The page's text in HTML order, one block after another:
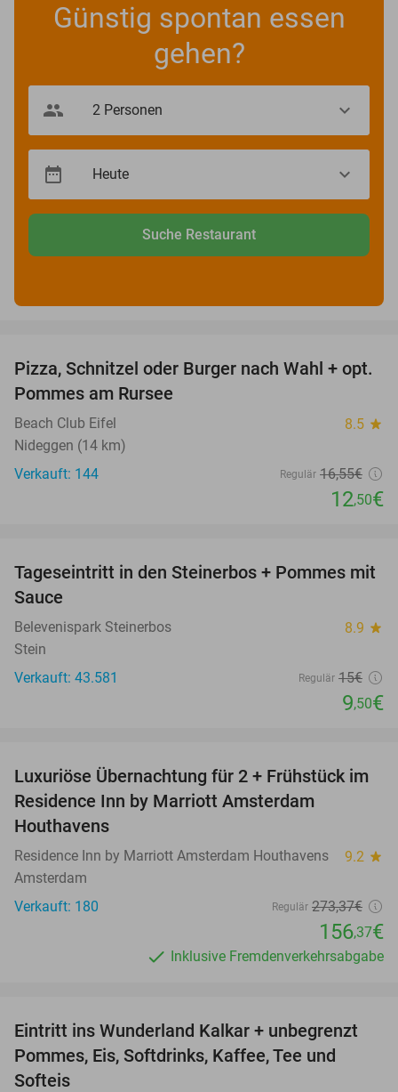
Günstig spontan essen
gehen?
Suche Restaurant
24%
Pizza, Schnitzel oder Burger nach Wahl + opt.
Pommes am Rursee
Beach Club Eifel 8.5 star
Nideggen (14 km)
Verkauft: 144
Regulär 16,55€
12,50€
37%
Tageseintritt in den Steinerbos + Pommes mit
Sauce
Belevenispark Steinerbos 8.9 star
Stein
Verkauft: 43.581
Regulär 15€
9,50€
43%
Luxuriöse Übernachtung für 2 + Frühstück im
Residence Inn by Marriott Amsterdam
Houthavens
Residence Inn by Marriott Amsterdam Houthavens 9.2 star
Amsterdam
Verkauft: 180
Regulär 273,37€
156,37€
Inklusive Fremdenverkehrsabgabe
32%
Eintritt ins Wunderland Kalkar + unbegrenzt
Pommes, Eis, Softdrinks, Kaffee, Tee und
Softeis